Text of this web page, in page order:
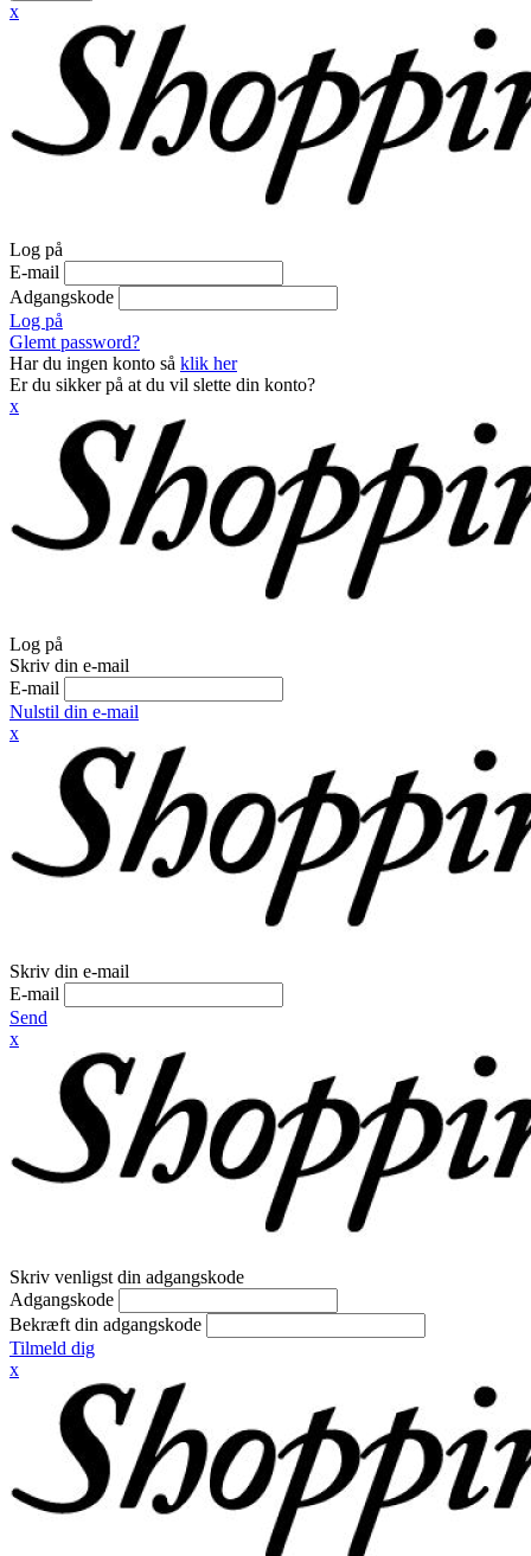
x
Log på
E-mail
Adgangskode
Log på
Glemt password?
Har du ingen konto så klik her
Er du sikker på at du vil slette din konto?
x
Log på
Skriv din e-mail
E-mail
Nulstil din e-mail
x
Skriv din e-mail
E-mail
Send
x
Skriv venligst din adgangskode
Adgangskode
Bekræft din adgangskode
Tilmeld dig
x